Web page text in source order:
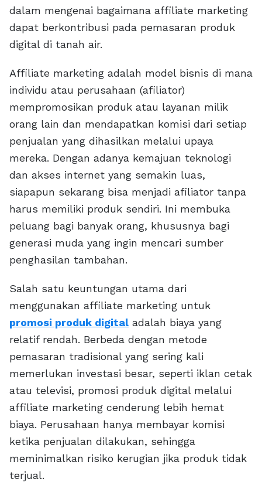
dalam mengenai bagaimana affiliate marketing
dapat berkontribusi pada pemasaran produk
digital di tanah air.
Affiliate marketing adalah model bisnis di mana
individu atau perusahaan (afiliator)
mempromosikan produk atau layanan milik
orang lain dan mendapatkan komisi dari setiap
penjualan yang dihasilkan melalui upaya
mereka. Dengan adanya kemajuan teknologi
dan akses internet yang semakin luas,
siapapun sekarang bisa menjadi afiliator tanpa
harus memiliki produk sendiri. Ini membuka
peluang bagi banyak orang, khususnya bagi
generasi muda yang ingin mencari sumber
penghasilan tambahan.
Salah satu keuntungan utama dari
menggunakan affiliate marketing untuk
promosi produk digital adalah biaya yang
relatif rendah. Berbeda dengan metode
pemasaran tradisional yang sering kali
memerlukan investasi besar, seperti iklan cetak
atau televisi, promosi produk digital melalui
affiliate marketing cenderung lebih hemat
biaya. Perusahaan hanya membayar komisi
ketika penjualan dilakukan, sehingga
meminimalkan risiko kerugian jika produk tidak
terjual.